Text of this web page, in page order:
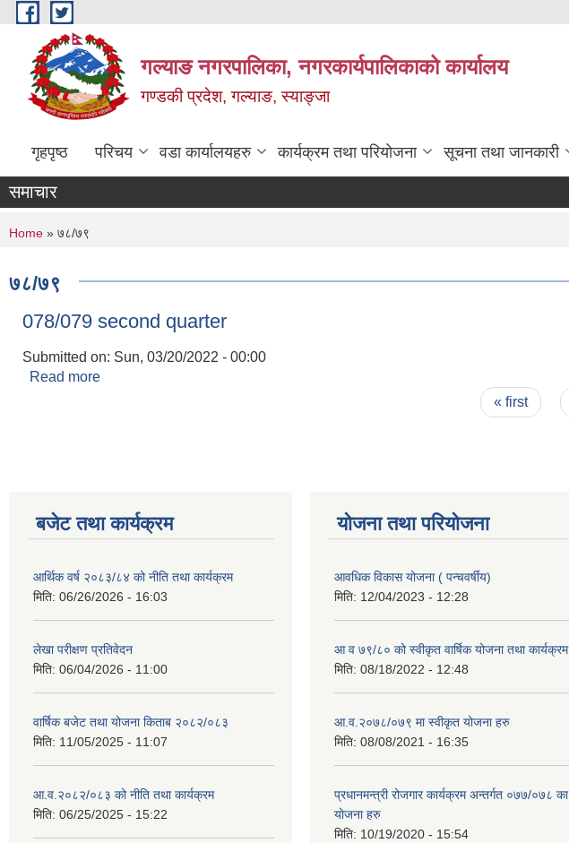
Skip to main content
गल्याङ नगरपालिका, नगरकार्यपालिकाको कार्यालय
गण्डकी प्रदेश, गल्याङ, स्याङ्जा
गृहपृष्ठ परिचय वडा कार्यालयहरु कार्यक्रम तथा परियोजना सूचना तथा जानकारी
समाचार
You are here
Home » ७८/७९
७८/७९
078/079 second quarter
Submitted on: Sun, 03/20/2022 - 00:00
Read more
« first
बजेट तथा कार्यक्रम
आर्थिक वर्ष २०८३/८४ को नीति तथा कार्यक्रम
मिति: 06/26/2026 - 16:03
लेखा परीक्षण प्रतिवेदन
मिति: 06/04/2026 - 11:00
वार्षिक बजेट तथा योजना किताब २०८२/०८३
मिति: 11/05/2025 - 11:07
आ.व.२०८२/०८३ को नीति तथा कार्यक्रम
मिति: 06/25/2025 - 15:22
योजना तथा परियोजना
आवधिक विकास योजना ( पन्चवर्षीय)
मिति: 12/04/2023 - 12:28
आ व ७९/८० को स्वीकृत वार्षिक योजना तथा कार्यक्रम
मिति: 08/18/2022 - 12:48
आ.व.२०७८/०७९ मा स्वीकृत योजना हरु
मिति: 08/08/2021 - 16:35
प्रधानमन्त्री रोजगार कार्यक्रम अन्तर्गत ०७७/०७८ का
योजना हरु
मिति: 10/19/2020 - 15:54